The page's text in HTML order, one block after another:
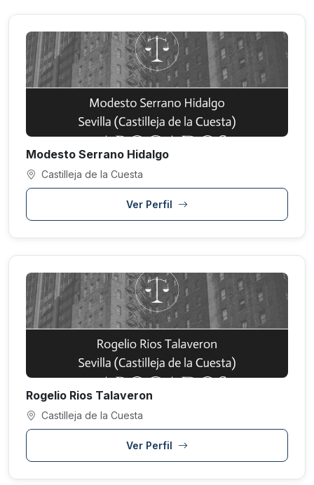
Modesto Serrano Hidalgo
Castilleja de la Cuesta
Ver Perfil
Rogelio Rios Talaveron
Castilleja de la Cuesta
Ver Perfil